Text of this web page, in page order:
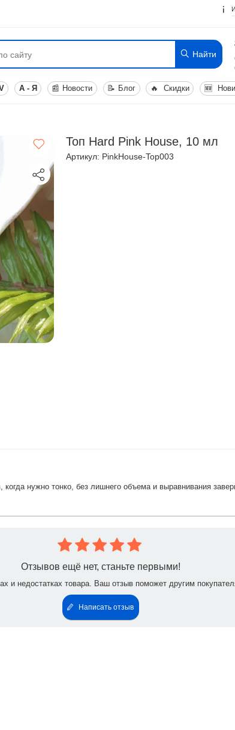
Найти
А - Я 📰 Новости 📝 Блог 🔥 Скидки 🆕
Топ Hard Pink House, 10 мл
Артикул: PinkHouse-Top003
нужно тонко, без лишнего объема и выравнивания
Отзывов ещё нет, станьте первыми!
и недостатках товара. Ваш отзыв поможет другим
Написать отзыв